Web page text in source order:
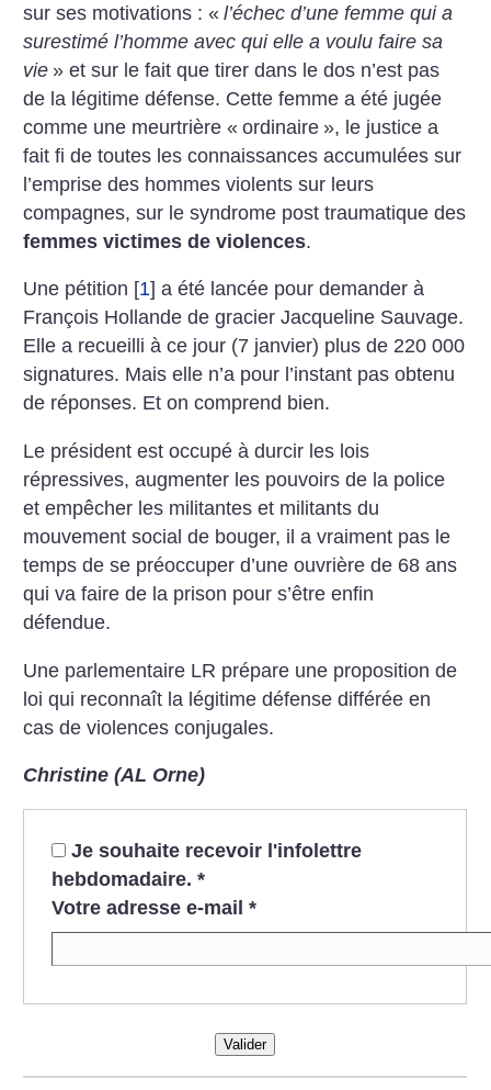
sur ses motivations : « l’échec d’une femme qui a
surestimé l’homme avec qui elle a voulu faire sa
vie » et sur le fait que tirer dans le dos n’est pas
de la légitime défense. Cette femme a été jugée
comme une meurtrière « ordinaire », le justice a
fait fi de toutes les connaissances accumulées sur
l’emprise des hommes violents sur leurs
compagnes, sur le syndrome post traumatique des
femmes victimes de violences.
Une pétition [1] a été lancée pour demander à
François Hollande de gracier Jacqueline Sauvage.
Elle a recueilli à ce jour (7 janvier) plus de 220 000
signatures. Mais elle n’a pour l’instant pas obtenu
de réponses. Et on comprend bien.
Le président est occupé à durcir les lois
répressives, augmenter les pouvoirs de la police
et empêcher les militantes et militants du
mouvement social de bouger, il a vraiment pas le
temps de se préoccuper d’une ouvrière de 68 ans
qui va faire de la prison pour s’être enfin
défendue.
Une parlementaire LR prépare une proposition de
loi qui reconnaît la légitime défense différée en
cas de violences conjugales.
Christine (AL Orne)
Je souhaite recevoir l'infolettre
hebdomadaire. *
Votre adresse e-mail *
Valider